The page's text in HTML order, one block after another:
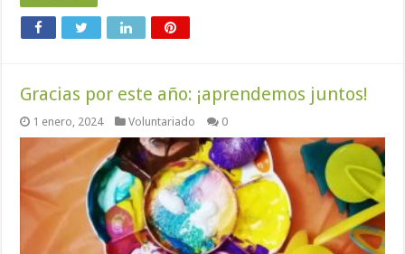
Gracias por este año: ¡aprendemos juntos!
1 enero, 2024 Voluntariado 0